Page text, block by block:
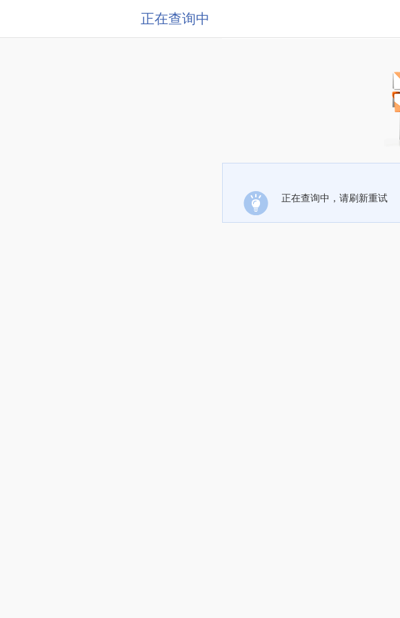
正在查询中
正在查询中，请刷新重试